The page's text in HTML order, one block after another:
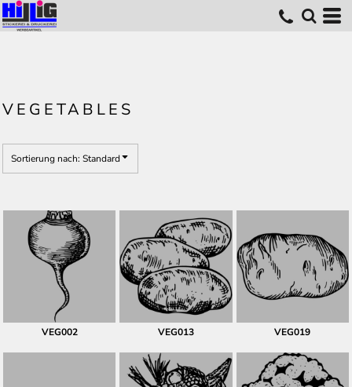
VEGETABLES
Sortierung nach: Standard
VEG002 VEG013 VEG019
Standard